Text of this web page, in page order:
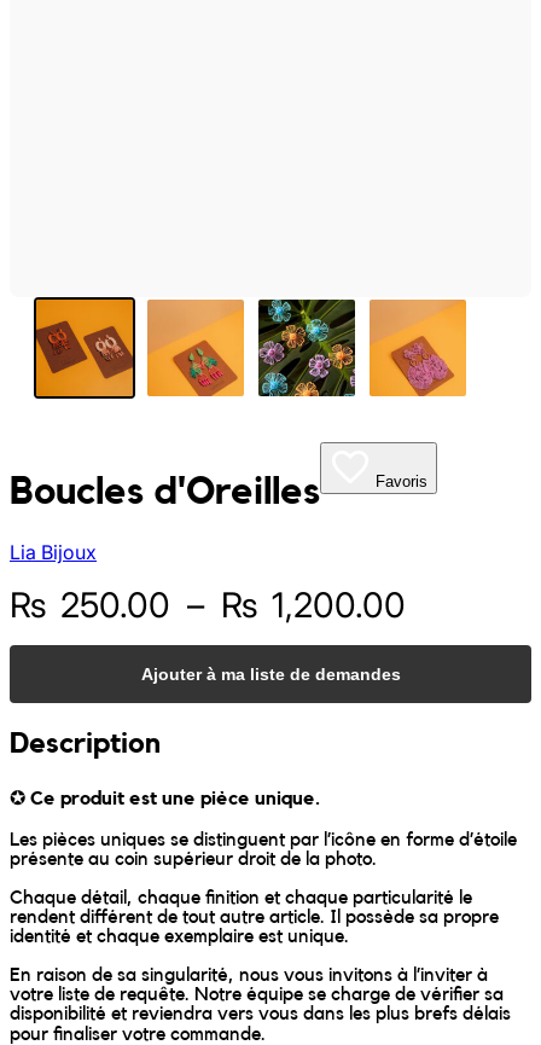
Boucles d'Oreilles
Lia Bijoux
Favoris
₨ 250.00 – ₨ 1,200.00
de
Ajouter à ma liste de demandes
Description
✪ Ce produit est une pièce unique.
Les pièces uniques se distinguent par l’icône en forme d’étoile
présente au coin supérieur droit de la photo.
Chaque détail, chaque finition et chaque particularité le
rendent différent de tout autre article. Il possède sa propre
identité et chaque exemplaire est unique.
En raison de sa singularité, nous vous invitons à l’inviter à
votre liste de requête. Notre équipe se charge de vérifier sa
disponibilité et reviendra vers vous dans les plus brefs délais
pour finaliser votre commande.
Planty Mauritius
Saskia
The Sock Trader
The Kreol Republic
The Octopus
Timimi
Vizavi